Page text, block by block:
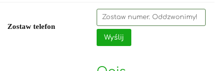
Zostaw telefon
Wyślij